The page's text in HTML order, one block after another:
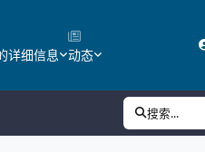
详细信息 动态
搜索...